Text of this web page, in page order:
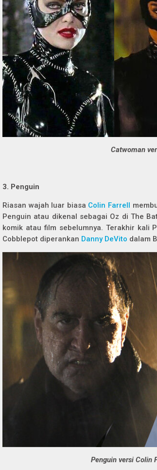
Catwoman
3. Penguin
Riasan wajah luar biasa Colin Farrell
Penguin atau dikenal sebagai Oz di The
komik atau film sebelumnya. Terakhir kali
Cobblepot diperankan Danny DeVito dalam
Penguin versi Colin